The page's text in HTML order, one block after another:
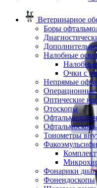
Ветеринарное
Боры
Налобные
Очки с
Непрямые
Оптические
Отоскопы
Тонометры
Фонарики
Фонендоскопы